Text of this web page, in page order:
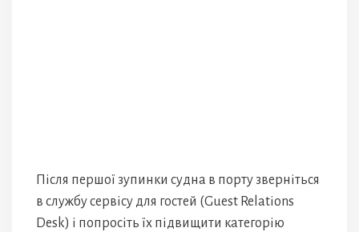
Після першої зупинки судна в порту зверніться
в службу сервісу для гостей (Guest Relations
Desk) і попросіть їх підвищити категорію